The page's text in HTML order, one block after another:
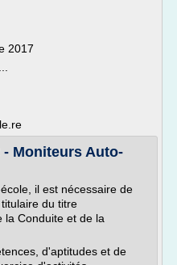
2017
Moniteurs Auto-
il est nécessaire de
du titre
la Conduite et de la
d'aptitudes et de